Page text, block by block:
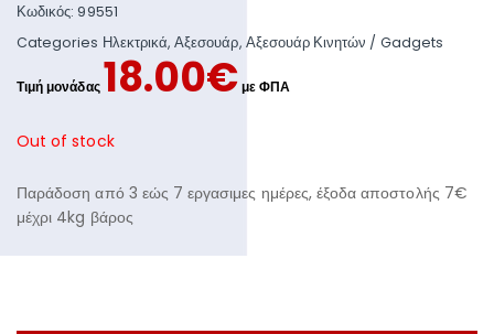
Κωδικός: 99551
Categories Ηλεκτρικά,Αξεσουάρ, Αξεσουάρ Κινητών / Gadgets
18.00€
Out of stock
Παράδοση από 3 εώς 7 εργασιμες ημέρες, έξοδα αποστολής 7€
μέχρι 4kg βάρος